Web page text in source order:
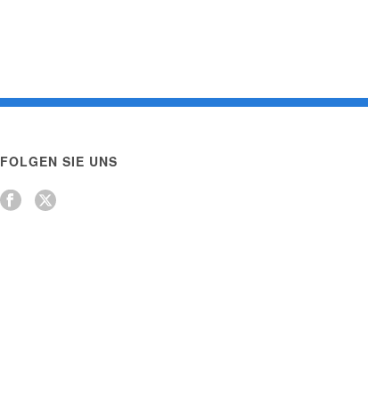
FOLGEN SIE UNS